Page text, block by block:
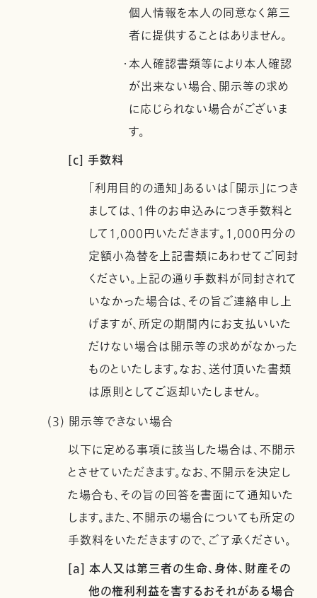
個人情報を本人の同意なく第三
者に提供することはありません。
・本人確認書類等により本人確認
が出来ない場合、開示等の求め
に応じられない場合がございま
す。
[c] 手数料
「利用目的の通知」あるいは「開示」につき
ましては、1件のお申込みにつき手数料と
して1,000円いただきます。1,000円分の
定額小為替を上記書類にあわせてご同封
ください。上記の通り手数料が同封されて
いなかった場合は、その旨ご連絡申し上
げますが、所定の期間内にお支払いいた
だけない場合は開示等の求めがなかった
ものといたします。なお、送付頂いた書類
は原則としてご返却いたしません。
(3) 開示等できない場合
以下に定める事項に該当した場合は、不開示
とさせていただきます。なお、不開示を決定し
た場合も、その旨の回答を書面にて通知いた
します。また、不開示の場合についても所定の
手数料をいただきますので、ご了承ください。
[a] 本人又は第三者の生命、身体、財産その
他の権利利益を害するおそれがある場合